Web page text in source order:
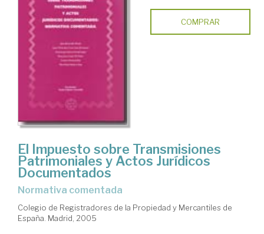
COMPRAR
El Impuesto sobre Transmisiones
Patrimoniales y Actos Jurídicos
Documentados
normativa comentada
Colegio de Registradores de la Propiedad y Mercantiles de
España. Madrid, 2005